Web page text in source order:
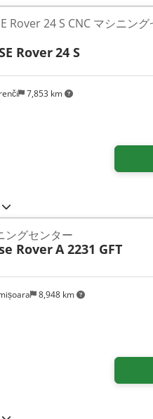
7,853 km
Rover 24 S CNC マシニング
Rover24 S
8,948 km
ングセンター
RoverA 2231 GFT